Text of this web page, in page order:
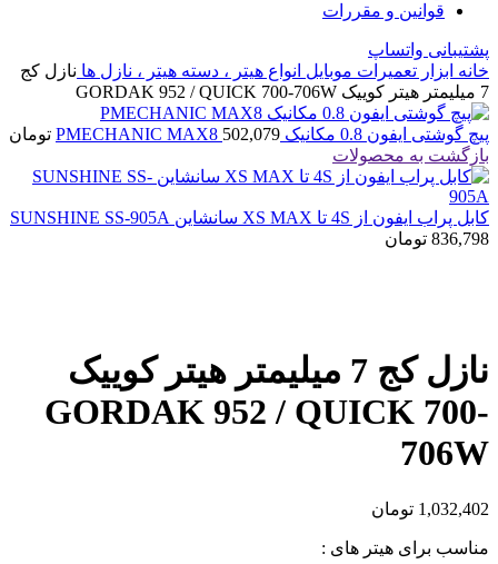
قوانین و مقررات
پشتیبانی واتساپ
خانه ابزار تعمیرات موبایل انواع هیتر ، دسته هیتر ، نازل ها نازل کج
7 میلیمتر هیتر کوییک GORDAK 952 / QUICK 700-706W
پیچ گوشتی ایفون 0.8 مکانیک PMECHANIC MAX8 502,079
تومان
بازگشت به محصولات
کابل پراب ایفون از 4S تا XS MAX سانشاین SUNSHINE SS-905A
836,798 تومان
نازل کج 7 میلیمتر هیتر کوییک
GORDAK 952 / QUICK 700-
706W
1,032,402 تومان
مناسب برای هیتر های :